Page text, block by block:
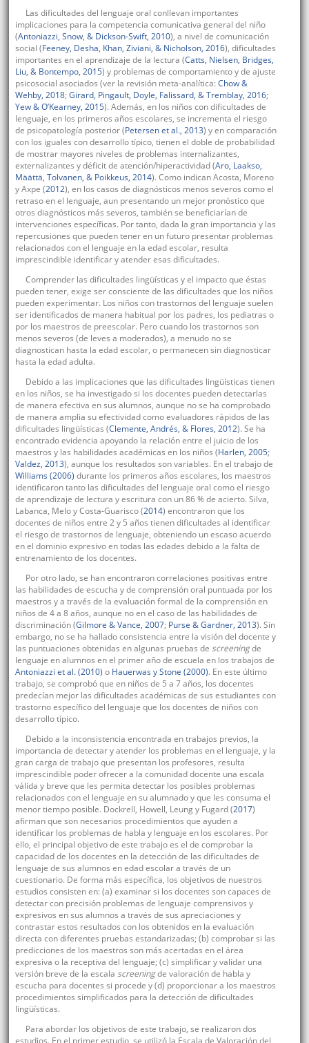
Las dificultades del lenguaje oral conllevan importantes
implicaciones para la competencia comunicativa general del niño
(Antoniazzi, Snow, & Dickson-Swift, 2010), a nivel de comunicación
social (Feeney, Desha, Khan, Ziviani, & Nicholson, 2016), dificultades
importantes en el aprendizaje de la lectura (Catts, Nielsen, Bridges,
Liu, & Bontempo, 2015) y problemas de comportamiento y de ajuste
psicosocial asociados (ver la revisión meta-analítica:Chow &
Wehby, 2018; Girard, Pingault, Doyle, Falissard, & Tremblay, 2016;
Yew & O’Kearney, 2015). Además, en los niños con dificultades de
lenguaje, en los primeros años escolares, se incrementa el riesgo
de psicopatología posterior (Petersen et al., 2013) y en comparación
con los iguales con desarrollo típico, tienen el doble de probabilidad
de mostrar mayores niveles de problemas internalizantes,
externalizantes y déficit de atención/hiperactividad (Aro, Laakso,
Määttä, Tolvanen, & Poikkeus, 2014). Como indican Acosta, Moreno
y Axpe (2012), en los casos de diagnósticos menos severos como el
retraso en el lenguaje, aun presentando un mejor pronóstico que
otros diagnósticos más severos, también se beneficiarían de
intervenciones específicas. Por tanto, dada la gran importancia y las
repercusiones que pueden tener en un futuro presentar problemas
relacionados con el lenguaje en la edad escolar, resulta
imprescindible identificar y atender esas dificultades.
Comprender las dificultades lingüísticas y el impacto que éstas
pueden tener, exige ser consciente de las dificultades que los niños
pueden experimentar. Los niños con trastornos del lenguaje suelen
ser identificados de manera habitual por los padres, los pediatras o
por los maestros de preescolar. Pero cuando los trastornos son
menos severos (de leves a moderados), a menudo no se
diagnostican hasta la edad escolar, o permanecen sin diagnosticar
hasta la edad adulta.
Debido a las implicaciones que las dificultades lingüísticas tienen
en los niños, se ha investigado si los docentes pueden detectarlas
de manera efectiva en sus alumnos, aunque no se ha comprobado
de manera amplia su efectividad como evaluadores rápidos de las
dificultades lingüísticas (Clemente, Andrés, & Flores, 2012). Se ha
encontrado evidencia apoyando la relación entre el juicio de los
maestros y las habilidades académicas en los niños (Harlen, 2005;
Valdez, 2013), aunque los resultados son variables. En el trabajo de
Williams (2006) durante los primeros años escolares, los maestros
identificaron tanto las dificultades del lenguaje oral como el riesgo
de aprendizaje de lectura y escritura con un 86 % de acierto. Silva,
Labanca, Melo y Costa-Guarisco (2014) encontraron que los
docentes de niños entre 2 y 5 años tienen dificultades al identificar
el riesgo de trastornos de lenguaje, obteniendo un escaso acuerdo
en el dominio expresivo en todas las edades debido a la falta de
entrenamiento de los docentes.
Por otro lado, se han encontraron correlaciones positivas entre
las habilidades de escucha y de comprensión oral puntuada por los
maestros y a través de la evaluación formal de la comprensión en
niños de 4 a 8 años, aunque no en el caso de las habilidades de
discriminación (Gilmore & Vance, 2007; Purse & Gardner, 2013). Sin
embargo, no se ha hallado consistencia entre la visión del docente y
las puntuaciones obtenidas en algunas pruebas de screeningde
lenguaje en alumnos en el primer año de escuela en los trabajos de
Antoniazzi et al. (2010) o Hauerwas y Stone (2000). En este último
trabajo, se comprobó que en niños de 5 a 7 años, los docentes
predecían mejor las dificultades académicas de sus estudiantes con
trastorno específico del lenguaje que los docentes de niños con
desarrollo típico.
Debido a la inconsistencia encontrada en trabajos previos, la
importancia de detectar y atender los problemas en el lenguaje, y la
gran carga de trabajo que presentan los profesores, resulta
imprescindible poder ofrecer a la comunidad docente una escala
válida y breve que les permita detectar los posibles problemas
relacionados con el lenguaje en su alumnado y que les consuma el
menor tiempo posible. Dockrell, Howell, Leung y Fugard (2017)
afirman que son necesarios procedimientos que ayuden a
identificar los problemas de habla y lenguaje en los escolares. Por
ello, el principal objetivo de este trabajo es el de comprobar la
capacidad de los docentes en la detección de las dificultades de
lenguaje de sus alumnos en edad escolar a través de un
cuestionario. De forma más específica, los objetivos de nuestros
estudios consisten en: (a) examinar si los docentes son capaces de
detectar con precisión problemas de lenguaje comprensivos y
expresivos en sus alumnos a través de sus apreciaciones y
contrastar estos resultados con los obtenidos en la evaluación
directa con diferentes pruebas estandarizadas; (b) comprobar si las
predicciones de los maestros son más acertadas en el área
expresiva o la receptiva del lenguaje; (c) simplificar y validar una
versión breve de la escala screeningde valoración de habla y
escucha para docentes si procede y (d) proporcionar a los maestros
procedimientos simplificados para la detección de dificultades
lingüísticas.
Para abordar los objetivos de este trabajo, se realizaron dos